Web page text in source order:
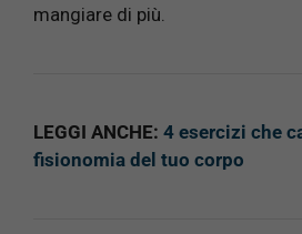
mangiare di più.
LEGGI ANCHE: 4 esercizi che
fisionomia del tuo corpo